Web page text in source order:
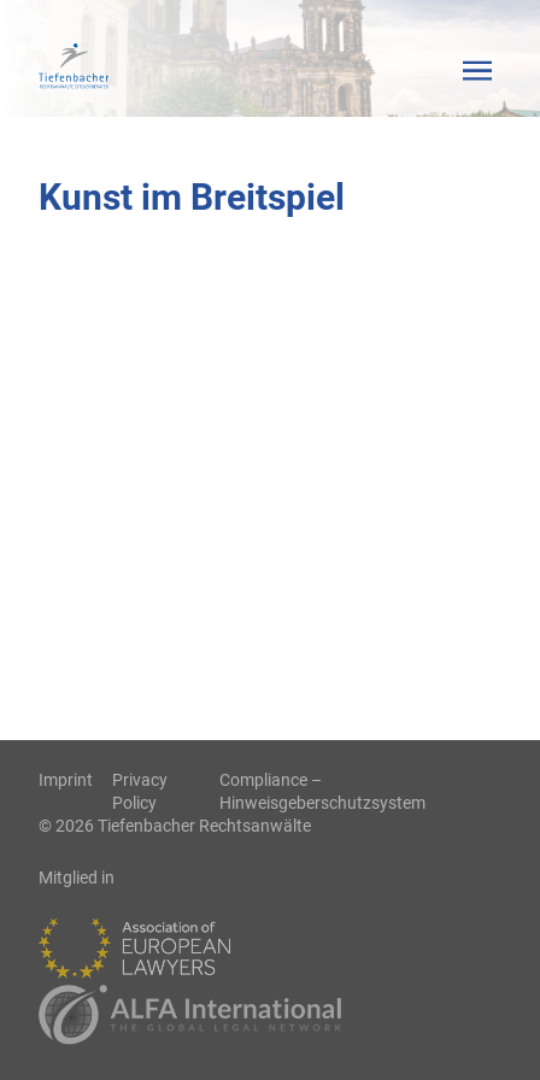
Kunst im Breitspiel
Imprint
Privacy
Policy
Compliance –
Hinweisgeberschutzsystem
© 2026 Tiefenbacher Rechtsanwälte
Mitglied in